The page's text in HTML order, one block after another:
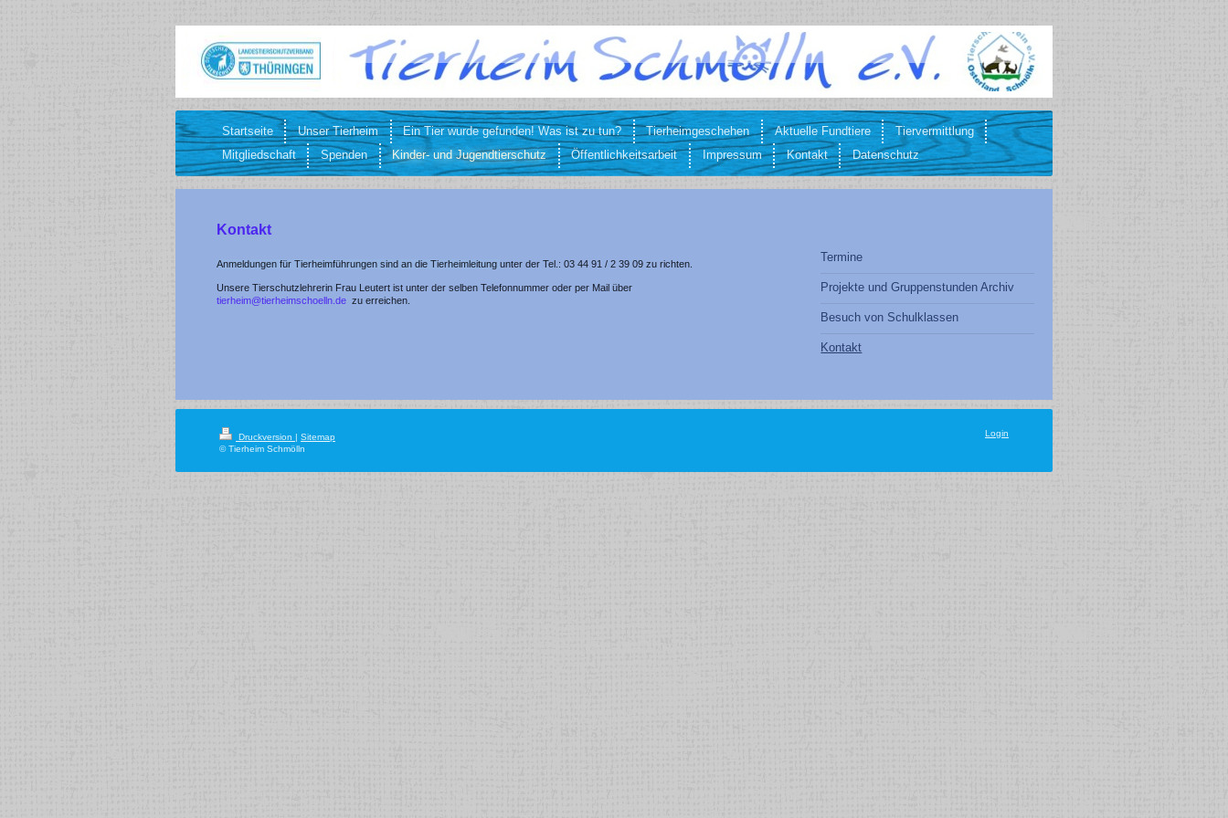
Startseite Unser Tierheim Ein Tier wurde gefunden! Was ist zu tun? Tierheimgeschehen Aktuelle Fundtiere
Tiervermittlung
Mitgliedschaft
Spenden Kinder- und Jugendtierschutz Öffentlichkeitsarbeit Impressum Kontakt Datenschutz
Kontakt
Anmeldungen für Tierheimführungen sind an die Tierheimleitung unter der Tel.: 03 44 91 / 2 39 09 zu richten.
Unsere Tierschutzlehrerin Frau Leutert ist unter der selben Telefonnummer oder per Mail über
tierheim@tierheimschoelln.de zu erreichen.
Termine
Projekte und Gruppenstunden Archiv
Besuch von Schulklassen
Kontakt
Druckversion | Sitemap
© Tierheim Schmölln
Login